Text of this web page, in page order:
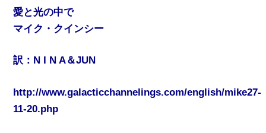
愛と光の中で
マイク・クインシー
訳：N I N A＆JUN
http://www.galacticchannelings.com/english/mike27-
11-20.php